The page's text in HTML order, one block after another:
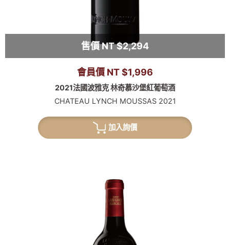
售價 NT $2,294
會員價 NT $1,996
2021法國波雅克 林奇慕沙堡紅葡萄酒
CHATEAU LYNCH MOUSSAS 2021
加入詢價